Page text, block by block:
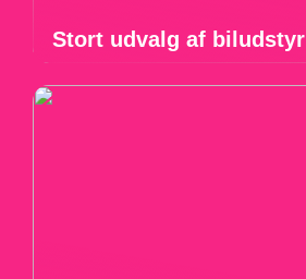
Stort udvalg af biludstyr